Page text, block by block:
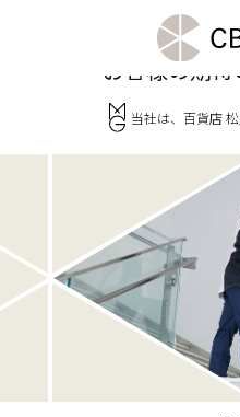
確かな技
お客様の期待
当社は、百貨店
TOP
クリエイティブ部門
建装部門
ビルメンテナンス部